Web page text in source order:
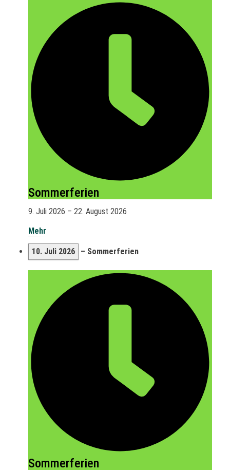
Sommerferien
9. Juli 2026 – 22. August 2026
Mehr
10. Juli 2026 – Sommerferien
Sommerferien